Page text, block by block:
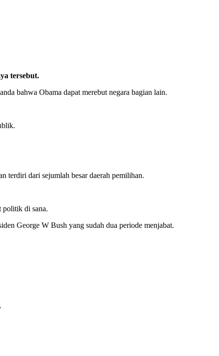
tersebut.
bahwa Obama dapat merebut negara bagian lain.
terdiri dari sejumlah besar daerah pemilihan.
politik di sana.
George W Bush yang sudah dua periode menjabat.